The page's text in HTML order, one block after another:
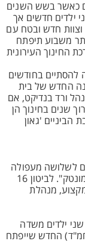
כאשר בשש השנים
פתחו עשרה בתי ספר חדשים וכ-75 גני ילדים חדשים אך
חדש ובטח עם
משבוע תיפתח
החינוך העירונית
להסתיים בחודשים
החדש של בית
ורד בנדיקט, אם
שנים בחינוך הן
הביניים 'גאון
לשלושה מעפולה
שתנהל את בית הספר היסודי החדש "ברקת – רמונטק". לביטון 16
מקצוע, מנהלת
ילדים משדה
החדש שייפתח